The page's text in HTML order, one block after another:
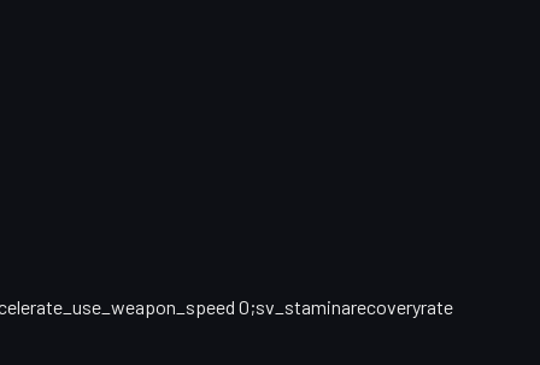
0;sv_staminarecoveryrate